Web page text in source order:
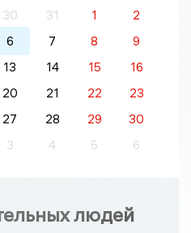
30 31 1
2
6 7 8
9
13 14 15
16
20 21 22
23
27 28 29
30
3 4 5 6
людей